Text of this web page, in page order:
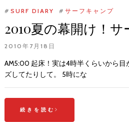
# SURF DIARY # サーフキャンプ
2010夏の幕開け！
2010年7月18日
AM5:00 起床！実は4時半くらいから
ズしてたりして。 5時にな
続きを読む